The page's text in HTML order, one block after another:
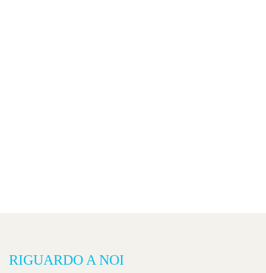
RIGUARDO A NOI